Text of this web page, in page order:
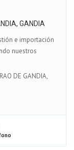
GANDIA
e importación
nuestros
DE GANDIA,